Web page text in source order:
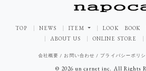
TOP NEWS ITEM LOOK BOOK
ABOUT US
ONLINE STORE
会社概要 /お問い合わせ / プライバシーポリ
© 2026 un carnet inc. All Rights